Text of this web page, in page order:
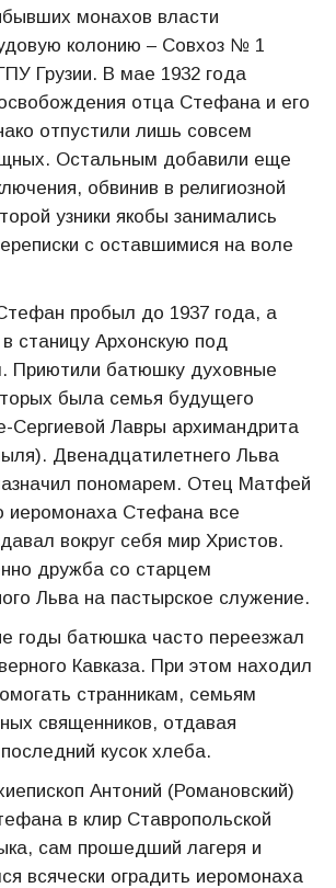
монахов власти
колонию – Совхоз № 1
Грузии. В мае 1932 года
отца Стефана и его
отпустили лишь совсем
Остальным добавили еще
обвинив в религиозной
узники якобы занимались
с оставшимися на воле
пробыл до 1937 года, а
станицу Архонскую под
Приютили батюшку духовные
была семья будущего
Сергиевой Лавры архимандрита
Двенадцатилетнего Льва
пономарем. Отец Матфей
иеромонаха Стефана все
вокруг себя мир Христов.
дружба со старцем
Льва на пастырское служение.
годы батюшка часто переезжал
Кавказа. При этом находил
странникам, семьям
священников, отдавая
кусок хлеба.
Антоний (Романовский)
в клир Ставропольской
сам прошедший лагеря и
всячески оградить иеромонаха